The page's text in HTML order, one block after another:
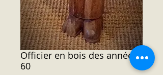
Officier en bois des années
60